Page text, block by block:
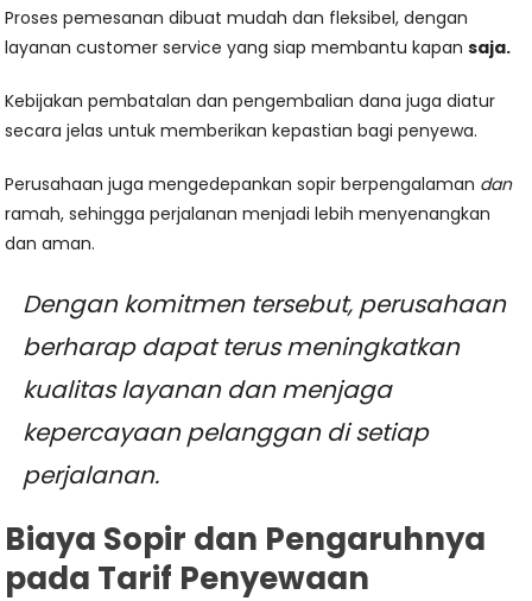
Proses pemesanan dibuat mudah dan fleksibel, dengan
layanan customer service yang siap membantu kapansaja.
Kebijakan pembatalan dan pengembalian dana juga diatur
secara jelas untuk memberikan kepastian bagi penyewa.
Perusahaan juga mengedepankan sopir berpengalaman dan
ramah, sehingga perjalanan menjadi lebih menyenangkan
dan aman.
Dengan komitmen tersebut, perusahaan
berharap dapat terus meningkatkan
kualitas layanan dan menjaga
kepercayaan pelanggan di setiap
perjalanan.
Biaya Sopir dan Pengaruhnya
pada Tarif Penyewaan